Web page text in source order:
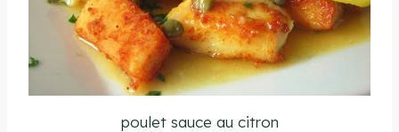
poulet sauce au citron